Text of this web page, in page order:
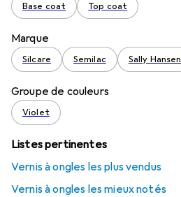
Base coat Top coat
Marque
Silcare Semilac Sally Hansen
Groupe de couleurs
Violet
Listes pertinentes
Vernis à ongles les plus vendus
Vernis à ongles les mieux notés